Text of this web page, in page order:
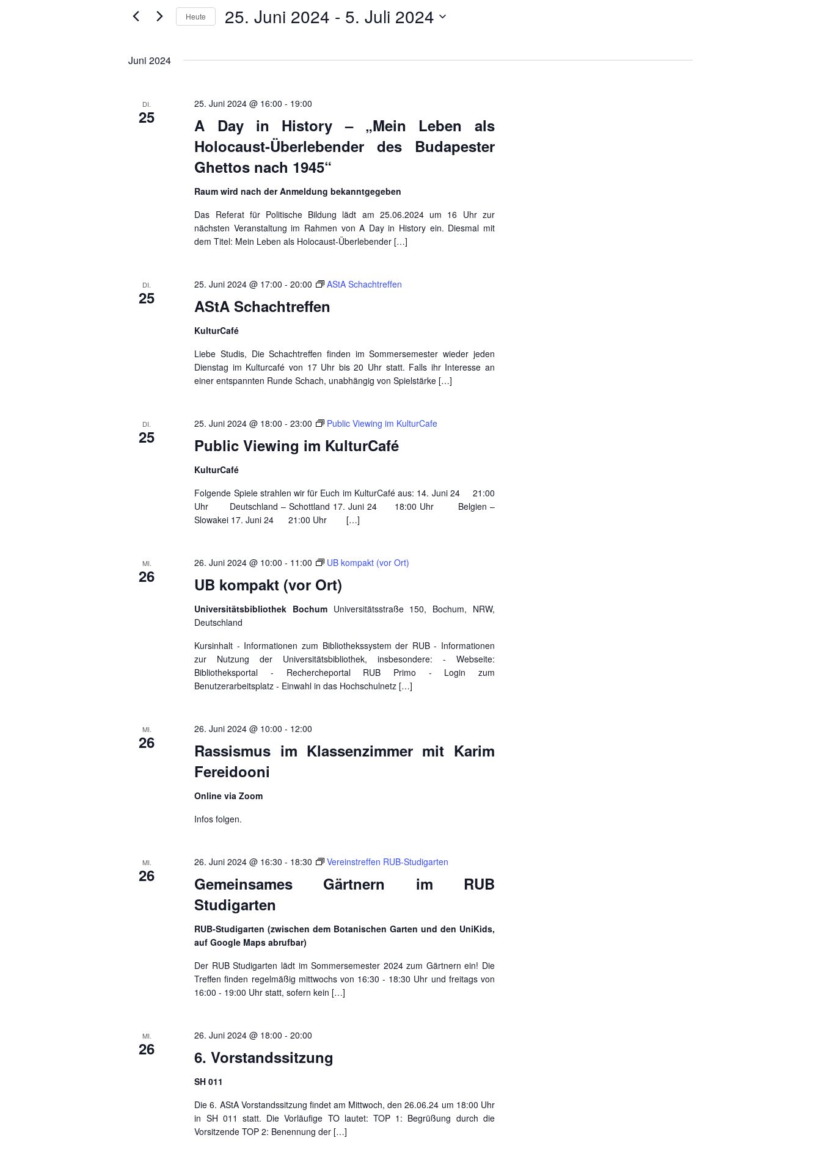
ANSICHTEN,
nach
Heute 25. Juni 2024 - 5. Juli 2024
Juni 2024
DI.
25
A Day in History – „Mein Leben als
Holocaust-Überlebender des Budapester
Ghettos nach 1945“
25. Juni 2024 @ 16:00 - 19:00
Raum wird nach der Anmeldung bekanntgegeben
Das Referat für Politische Bildung lädt am 25.06.2024 um 16 Uhr zur
nächsten Veranstaltung im Rahmen von A Day in History ein. Diesmal mit
dem Titel: Mein Leben als Holocaust-Überlebender […]
DI.
25 AStA Schachtreffen
25. Juni 2024 @ 17:00 -20:00 AStA Schachtreffen
KulturCafé
Liebe Studis, Die Schachtreffen finden im Sommersemester wieder jeden
Dienstag im Kulturcafé von 17 Uhr bis 20 Uhr statt. Falls ihr Interesse an
einer entspannten Runde Schach, unabhängig von Spielstärke […]
DI.
25 Public Viewing im KulturCafé
25. Juni 2024 @ 18:00 -23:00 Public Viewing im KulturCafe
KulturCafé
Folgende Spiele strahlen wir für Euch im KulturCafé aus: 14. Juni 24 21:00
Uhr Deutschland – Schottland 17. Juni 24 18:00 Uhr Belgien –
Slowakei 17. Juni 24 21:00 Uhr […]
MI.
26 UB kompakt (vor Ort)
26. Juni 2024 @ 10:00 - 11:00 UB kompakt (vor Ort)
Universitätsbibliothek Bochum Universitätsstraße 150, Bochum, NRW,
Deutschland
Kursinhalt - Informationen zum Bibliothekssystem der RUB - Informationen
zur Nutzung der Universitätsbibliothek, insbesondere: - Webseite:
Bibliotheksportal - Rechercheportal RUB Primo - Login zum
Benutzerarbeitsplatz - Einwahl in das Hochschulnetz […]
MI.
26
Rassismus im Klassenzimmer mit Karim
Fereidooni
26. Juni 2024 @ 10:00 - 12:00
Online via Zoom
Infos folgen.
MI.
26
Gemeinsames Gärtnern im RUB
Studigarten
26. Juni 2024 @ 16:30 - 18:30 Vereinstreffen RUB-Studigarten
RUB-Studigarten (zwischen dem Botanischen Garten und den UniKids,
auf Google Maps abrufbar)
Der RUB Studigarten lädt im Sommersemester 2024 zum Gärtnern ein! Die
Treffen finden regelmäßig mittwochs von 16:30 - 18:30 Uhr und freitags von
16:00 - 19:00 Uhr statt, sofern kein […]
MI.
26 6. Vorstandssitzung
26. Juni 2024 @ 18:00 -20:00
SH 011
Die 6. AStA Vorstandssitzung findet am Mittwoch, den 26.06.24 um 18:00 Uhr
in SH 011 statt. Die Vorläufige TO lautet: TOP 1: Begrüßung durch die
Vorsitzende TOP 2: Benennung der […]